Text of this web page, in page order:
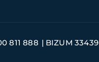
811 888 BIZUM 33439